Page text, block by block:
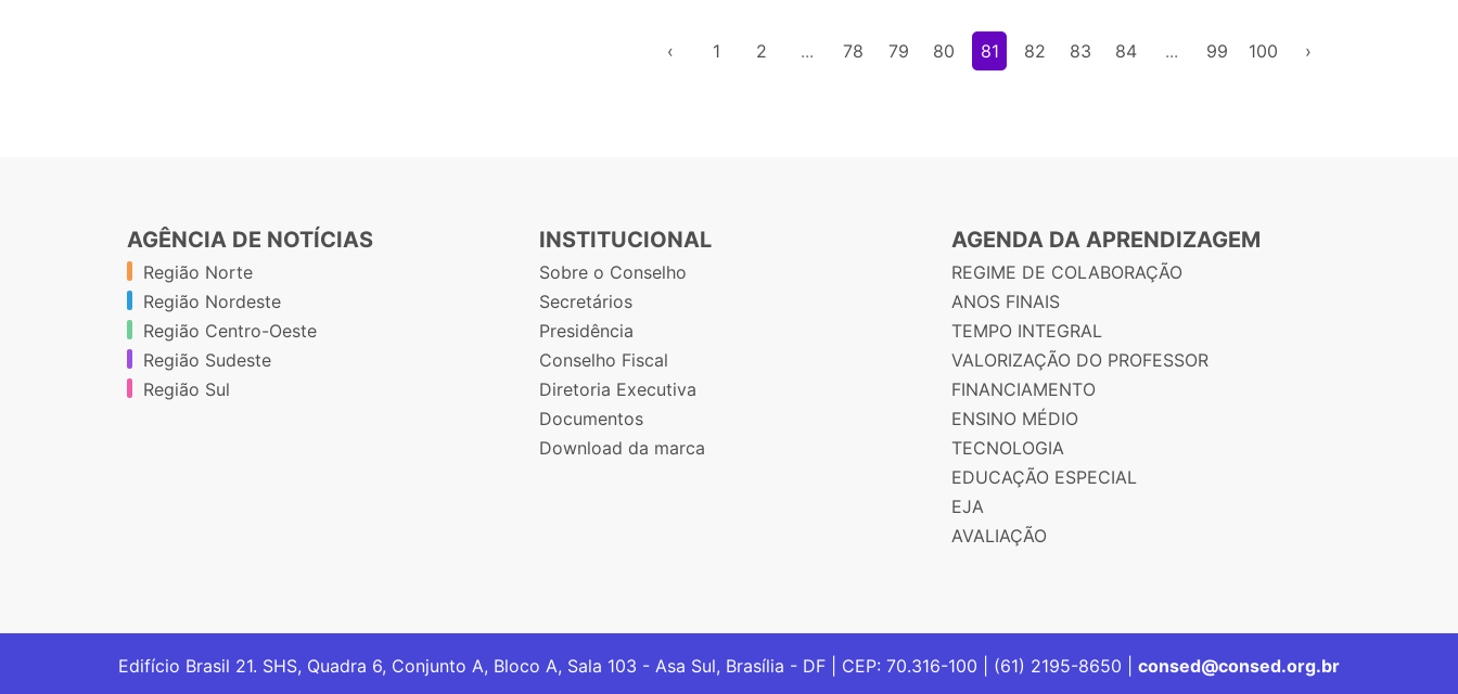
‹ 1 2 ... 78 79 80 81 82 83 84 ... 99 100 ›
AGÊNCIA DE NOTÍCIAS
Região Norte
Região Nordeste
Região Centro-Oeste
Região Sudeste
Região Sul
INSTITUCIONAL
Sobre o Conselho
Secretários
Presidência
Conselho Fiscal
Diretoria Executiva
Documentos
Download da marca
AGENDA DA APRENDIZAGEM
REGIME DE COLABORAÇÃO
ANOS FINAIS
TEMPO INTEGRAL
VALORIZAÇÃO DO PROFESSOR
FINANCIAMENTO
ENSINO MÉDIO
TECNOLOGIA
EDUCAÇÃO ESPECIAL
EJA
AVALIAÇÃO
Edifício Brasil 21. SHS, Quadra 6, Conjunto A, Bloco A, Sala 103 - Asa Sul, Brasília - DF | CEP: 70.316-100 | (61) 2195-8650 | consed@consed.org.br